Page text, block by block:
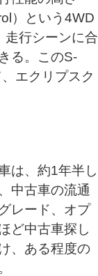
）という4WD
走行シーンに合
る。このS-
エクリプスク
は、約1年半し
中古車の流通
レード、オプ
ど中古車探し
、ある程度の